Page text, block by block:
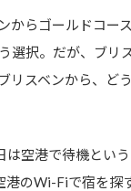
からゴールドコー
選択。だが、ブリ
リスベンから、ど
空港で待機とい
のWi-Fiで宿を